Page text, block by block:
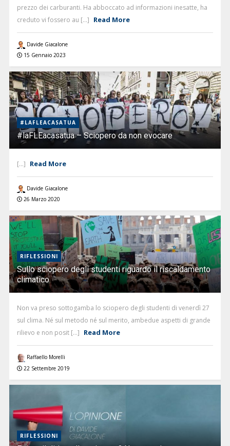
prezzo dei carburanti. Ha abboccato ad informazioni inesatte, ha
creduto vi fossero au [...] Read More
Davide Giacalone
15 Gennaio 2023
#LAFLEACASATUA
#laFLEacasatua – Sciopero da non evocare
[...] Read More
Davide Giacalone
26 Marzo 2020
RIFLESSIONI
Sullo sciopero degli studenti riguardo il riscaldamento
climatico
Non va preso sottogamba lo sciopero degli studenti di venerdì 27
sul clima. Né sul metodo né sul merito, ambedue aspetti di grande
rilievo e non posit [...] Read More
Raffaello Morelli
22 Settembre 2019
RIFLESSIONI